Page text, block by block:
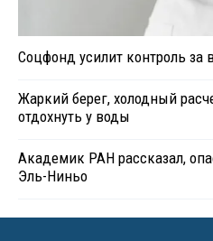
Соцфонд усилит контроль
Жаркий берег, холодный
отдохнуть у воды
Академик РАН рассказал,
Эль-Ниньо